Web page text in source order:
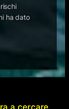
ha dato
a cercare